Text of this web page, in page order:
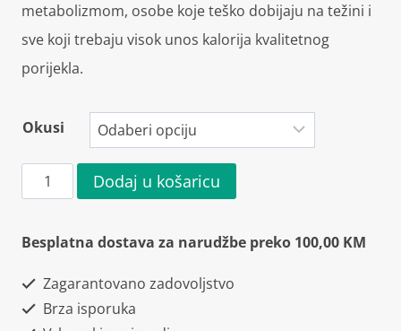
metabolizmom, osobe koje teško dobijaju na težini i
sve koji trebaju visok unos kalorija kvalitetnog
porijekla.
Okusi
Weider
Mega
Mass
1500g
količina
Dodaj u košaricu
Besplatna dostava za narudžbe preko 100,00 KM
Zagarantovano zadovoljstvo
Brza isporuka